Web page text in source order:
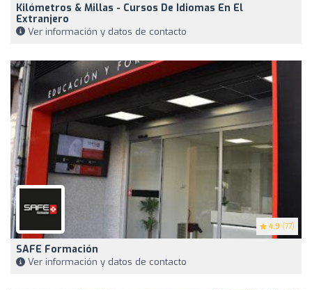
Kilómetros & Millas - Cursos De Idiomas En El
Extranjero
Ver información y datos de contacto
4.9 (77)
SAFE Formación
Ver información y datos de contacto